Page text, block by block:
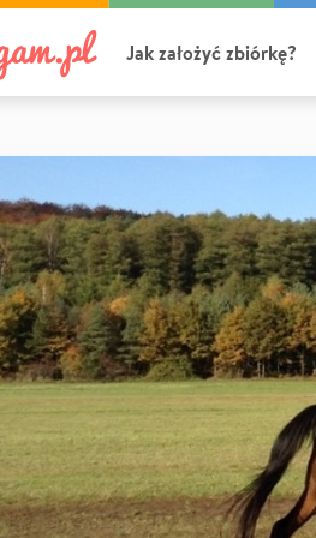
Jak założyć zbiórkę?